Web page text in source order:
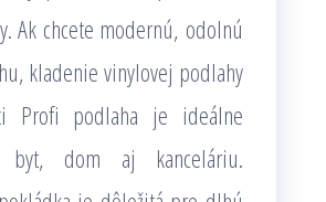
Ak chcete modernú, odolnú
kladenie vinylovej podlahy
Profi podlaha je ideálne
byt, dom aj kanceláriu.